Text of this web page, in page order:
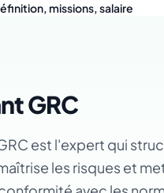
missions, salaire
GRC
est l'expert qui
les risques et